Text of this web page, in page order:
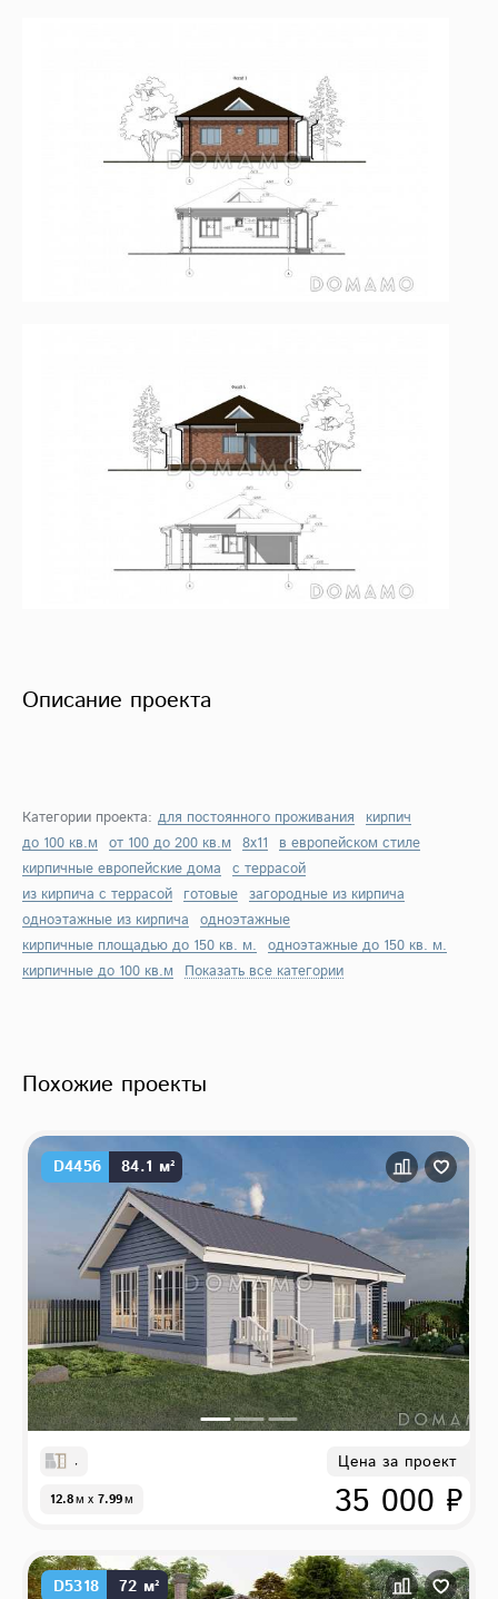
Описание проекта
Категории проекта: для постоянного проживания
кирпич
до 100 кв.м от 100 до 200 кв.м 8х11
в европейском стиле
кирпичные европейские дома с террасой
из кирпича с террасой готовые загородные из кирпича
одноэтажные из кирпича одноэтажные
кирпичные площадью до 150 кв. м. одноэтажные до 150 кв. м.
кирпичные до 100 кв.м
Показать все категории
Похожие проекты
D4456 84.1 м²
,
12.8м x 7.99м
Цена за проект
35 000 ₽
D5318 72 м²